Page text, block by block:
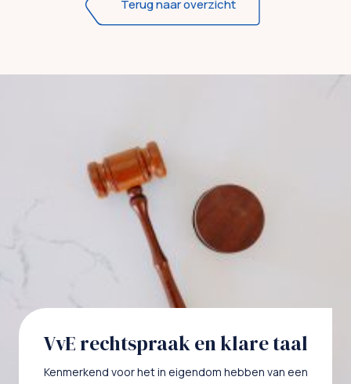
Terug naar overzicht
VvE rechtspraak en klare taal
Kenmerkend voor het in eigendom hebben van een